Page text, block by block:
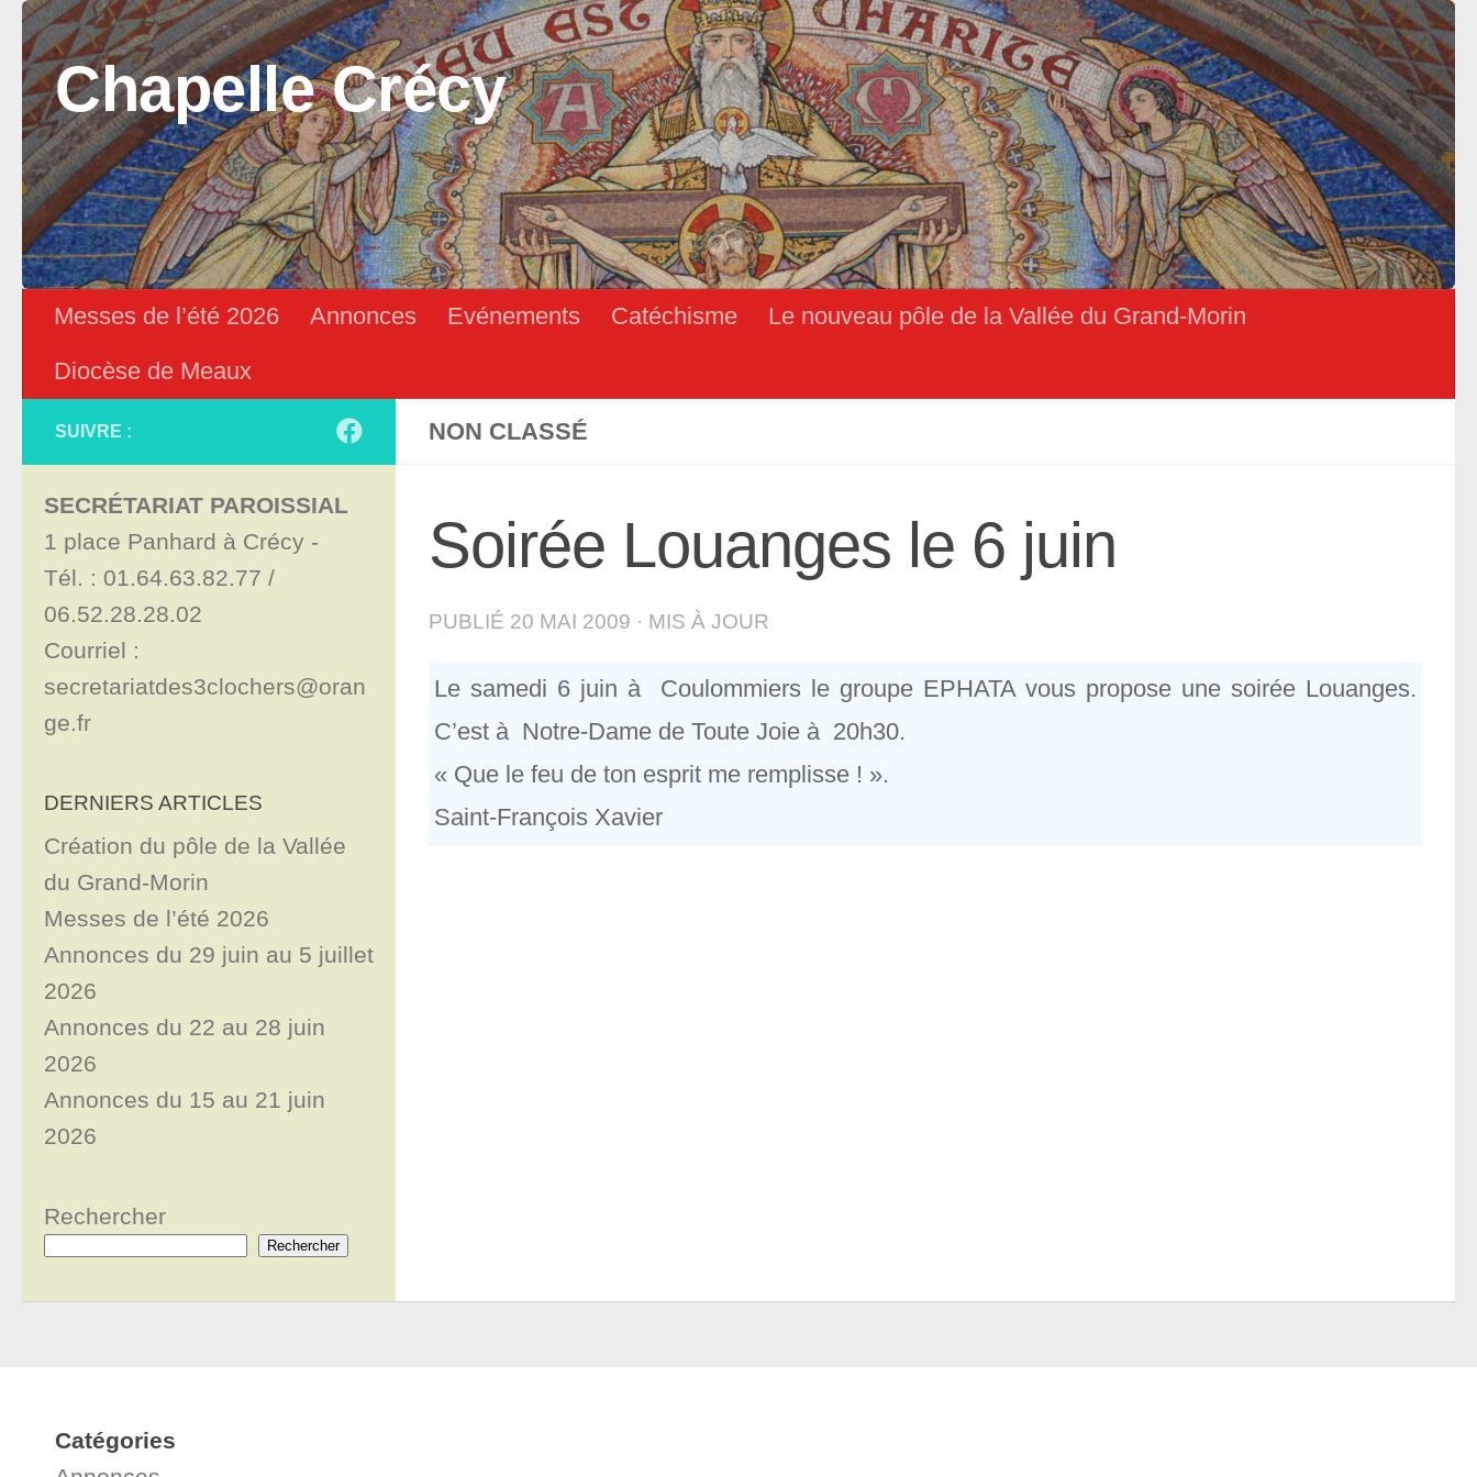
Skip to content
Chapelle Crécy
Messes de l’été 2026 Annonces Evénements Catéchisme
Le nouveau pôle de la Vallée du Grand-Morin
Diocèse de Meaux
NON CLASSÉ
Soirée Louanges le 6 juin
PUBLIÉ 20 MAI 2009 · MIS À JOUR
Le samedi 6 juin à Coulommiers le groupe EPHATA vous propose une soirée Louanges.
C’est à Notre-Dame de Toute Joie à 20h30.
« Que le feu de ton esprit me remplisse ! ».
Saint-François Xavier
SUIVRE :
SECRÉTARIAT PAROISSIAL
1 place Panhard à Crécy -
Tél. : 01.64.63.82.77 /
06.52.28.28.02
Courriel :
secretariatdes3clochers@oran
ge.fr
DERNIERS ARTICLES
Création du pôle de la Vallée
du Grand-Morin
Messes de l’été 2026
Annonces du 29 juin au 5 juillet
2026
Annonces du 22 au 28 juin
2026
Annonces du 15 au 21 juin
2026
Rechercher
Rechercher
Catégories